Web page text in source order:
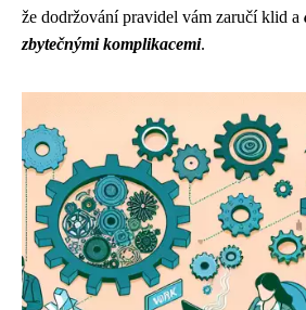
že dodržování pravidel vám zaručí klid a
zbytečnými komplikacemi.